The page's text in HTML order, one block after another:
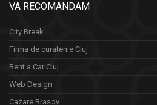
VA RECOMANDAM
City Break
Firma de curatenie Cluj
Rent a Car Cluj
Web Design
Cazare Brasov